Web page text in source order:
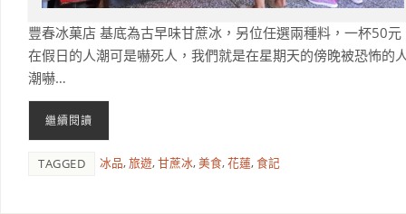
豐春冰菓店 基底為古早味甘蔗冰，另位任選兩種料，一杯50元
在假日的人潮可是嚇死人，我們就是在星期天的傍晚被恐怖的
潮嚇…
繼續閱讀
TAGGED 冰品,旅遊,甘蔗冰,美食,花蓮,食記